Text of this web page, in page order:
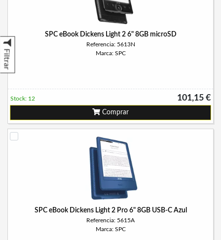
Filtrar
SPC eBook Dickens Light 2 6" 8GB microSD
Referencia: 5613N
Marca: SPC
101,15 €
Stock: 12
Comprar
SPC eBook Dickens Light 2 Pro 6" 8GB USB-C Azul
Referencia: 5615A
Marca: SPC